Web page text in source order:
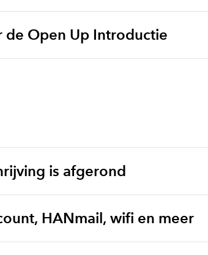
de Open Up Introductie
is afgerond
HANmail, wifi en meer